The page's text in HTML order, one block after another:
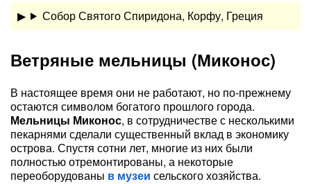
Собор Святого Спиридона, Корфу, Греция
Ветряные мельницы (Миконос)
В настоящее время они не работают, но по-прежнему
остаются символом богатого прошлого города.
Мельницы Миконос, в сотрудничестве с несколькими
пекарнями сделали существенный вклад в экономику
острова. Спустя сотни лет, многие из них были
полностью отремонтированы, а некоторые
переоборудованы в музеи сельского хозяйства.